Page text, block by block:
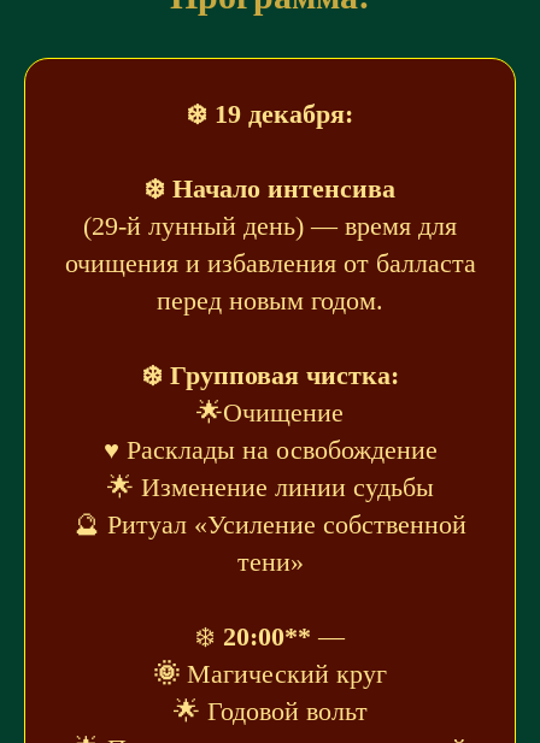
❄️ 19 декабря:
❄️ Начало интенсива
(29-й лунный день) — время для
очищения и избавления от балласта
перед новым годом.
❄️ Групповая чистка:
🌟Очищение
♥️ Расклады на освобождение
🌟 Изменение линии судьбы
🔮 Ритуал «Усиление собственной
тени»
❄️ 20:00** —
🌞 Магический круг
🌟 Годовой вольт